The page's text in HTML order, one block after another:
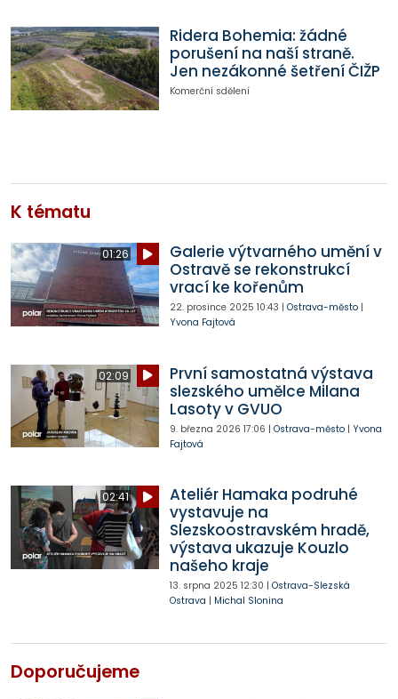
Ridera Bohemia: žádné
porušení na naší straně.
Jen nezákonné šetření ČIŽP
Komerční sdělení
K tématu
01:26
Galerie výtvarného umění v
Ostravě se rekonstrukcí
vrací ke kořenům
22. prosince 2025 10:43 | Ostrava-město|
Yvona Fajtová
02:09
První samostatná výstava
slezského umělce Milana
Lasoty v GVUO
9. března 2026 17:06 | Ostrava-město| Yvona
Fajtová
02:41
Ateliér Hamaka podruhé
vystavuje na
Slezskoostravském hradě,
výstava ukazuje Kouzlo
našeho kraje
13. srpna 2025 12:30 | Ostrava-Slezská
Ostrava | Michal Slonina
Doporučujeme